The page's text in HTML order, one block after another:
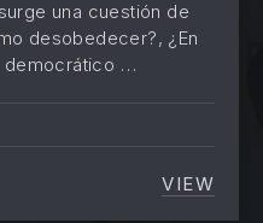
una cuestión de
desobedecer?, ¿En
democrático …
VIEW